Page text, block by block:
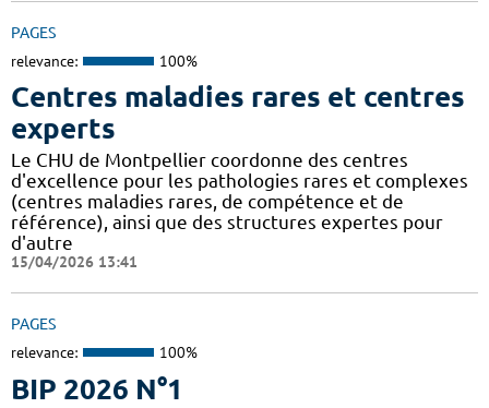
PAGES
relevance: 100%
Centres maladies rares et centres
experts
Le CHU de Montpellier coordonne des centres
d'excellence pour les pathologies rares et complexes
(centres maladies rares, de compétence et de
référence), ainsi que des structures expertes pour
d'autre
15/04/2026 13:41
PAGES
relevance: 100%
BIP 2026 N°1